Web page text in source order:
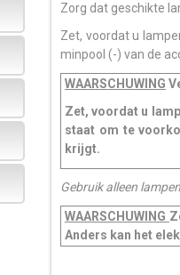
Zorg dat geschikte
Zet, voordat u
minpool (-) van de
WAARSCHUWING
Zet, voordat u
staat om te
krijgt.
Gebruik alleen
WAARSCHUWING
Anders kan het